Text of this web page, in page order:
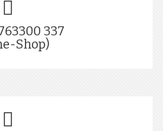
337
Shop)